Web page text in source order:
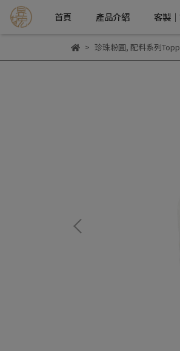
首頁 產品介紹 客製
珍珠粉圓, 配料系列